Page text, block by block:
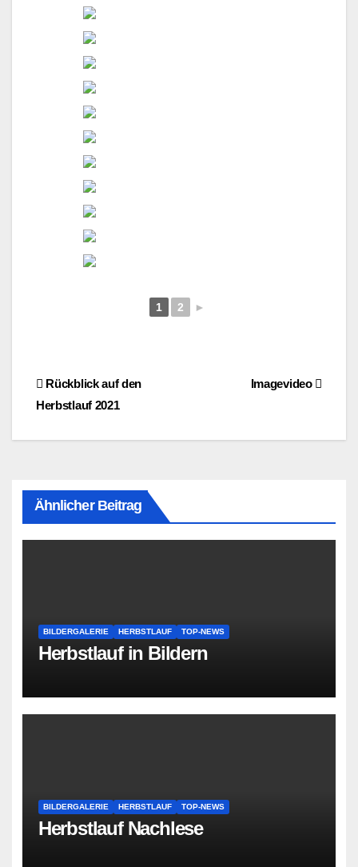
1 2 ►
Beitragsnavigation Imagevideo
Rückblick auf den
Herbstlauf 2021
Ähnlicher Beitrag
BILDERGALERIE HERBSTLAUF TOP-NEWS
Herbstlauf in Bildern
BILDERGALERIE HERBSTLAUF TOP-NEWS
Herbstlauf Nachlese